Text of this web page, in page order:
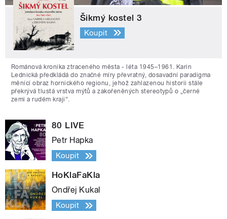
Šikmý kostel 3
Koupit
Románová kronika ztraceného města - léta 1945–1961. Karin
Lednická předkládá do značné míry převratný, dosavadní paradigma
měnící obraz hornického regionu, jehož zahlazenou historii stále
překrývá tlustá vrstva mýtů a zakořeněných stereotypů o „černé
zemi a rudém kraji“.
80 LIVE
Petr Hapka
Koupit
HoKlaFaKla
Ondřej Kukal
Koupit